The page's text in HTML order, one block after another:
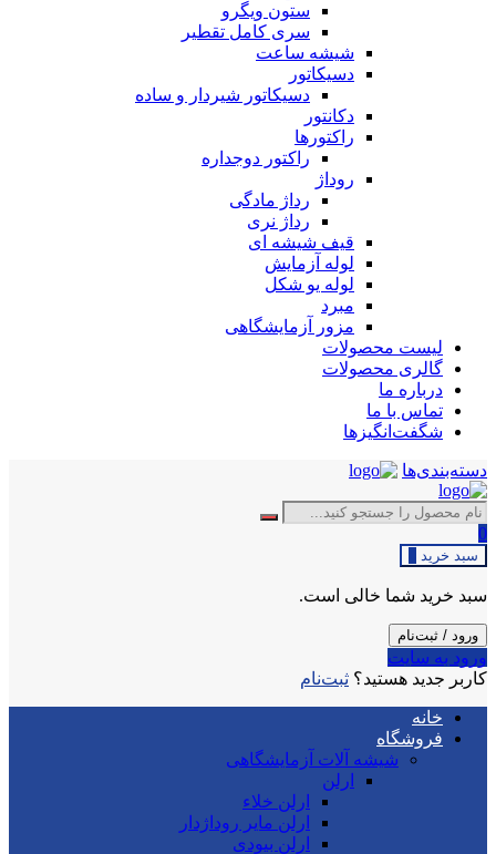
ستون ویگرو
سری کامل تقطیر
شیشه ساعت
دسیکاتور
دسیکاتور شیردار و ساده
دکانتور
راکتورها
راکتور دوجداره
روداژ
رداژ مادگی
رداژ نری
قیف شیشه ای
لوله آزمایش
لوله یو شکل
مبرد
مزور آزمایشگاهی
لیست محصولات
گالری محصولات
درباره ما
تماس با ما
شگفت‌انگیزها
دسته‌بندی‌ها
0
سبد خرید
سبد خرید شما خالی است.
ورود / ثبت‌نام
ورود به سایت
کاربر جدید هستید؟ ثبت‌نام
خانه
فروشگاه
شیشه آلات آزمایشگاهی
ارلن
ارلن خلاء
ارلن مایر روداژدار
ارلن بیودی